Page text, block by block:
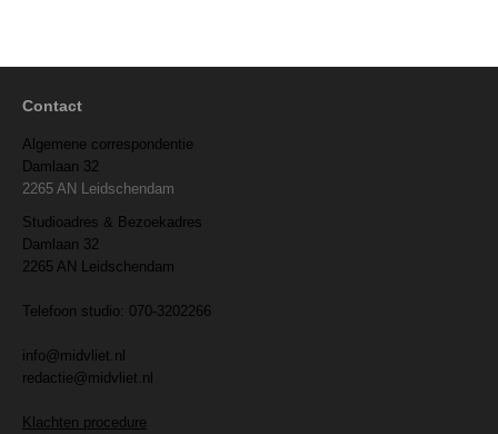
Contact
Algemene correspondentie
Damlaan 32
2265 AN Leidschendam
Studioadres & Bezoekadres
Damlaan 32
2265 AN Leidschendam
Telefoon studio: 070-3202266
info@midvliet.nl
redactie@midvliet.nl
Klachten procedure